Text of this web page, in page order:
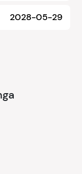
2028-05-29